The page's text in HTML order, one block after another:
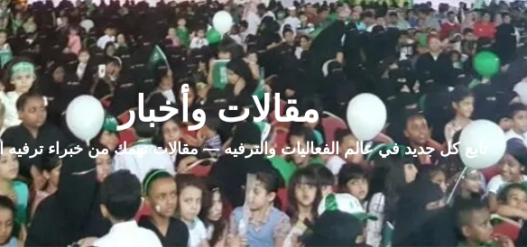
مقالات وأخبار
تابع كل جديد في عالم الفعاليات والترفيه — مقالات تهمك من خبراء ترفيه